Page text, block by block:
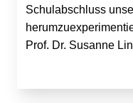
Schulabschluss
Prof. Dr. Susanne